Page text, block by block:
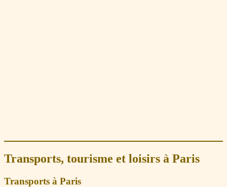
Transports, tourisme et loisirs à Paris
Transports à Paris